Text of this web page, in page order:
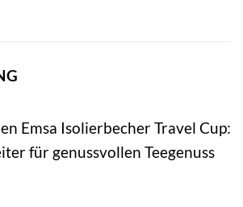
Emsa Isolierbecher Travel Cup:
für genussvollen Teegenuss